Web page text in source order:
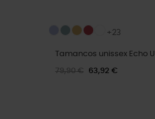
+23
Tamancos unissex Echo U
79,90 € 63,92 €